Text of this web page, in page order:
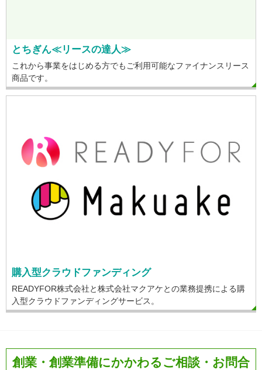
とちぎん≪リースの達人≫
これから事業をはじめる方でもご利用可能なファイナンスリース
商品です。
購入型クラウドファンディング
READYFOR株式会社と株式会社マクアケとの業務提携による購
入型クラウドファンディングサービス。
創業・創業準備にかかわるご相談・お問合